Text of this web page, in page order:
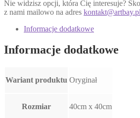
Nie widzisz opcji, która Cię interesuje?
z nami mailowo na adres
Informacje dodatkowe
Informacje dodatkowe
Wariant produktu Oryginał
Rozmiar 40cm x 40cm